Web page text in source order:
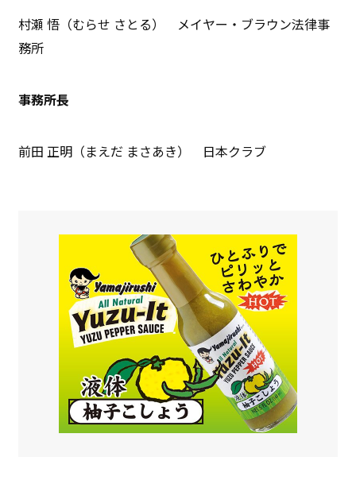
村瀬 悟（むらせ さとる） メイヤー・ブラウン法律事
務所
事務所長
前田 正明（まえだ まさあき） 日本クラブ